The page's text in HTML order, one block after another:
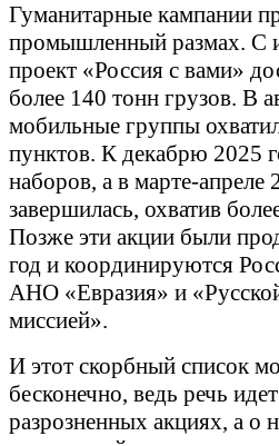
Гуманитарные кампании
промышленный размах. С
проект «Россия с вами»
более 140 тонн грузов. В
мобильные группы
пунктов. К декабрю 2025
наборов, а в марте-апреле
завершилась, охватив
Позже эти акции были
год и координируются
АНО «Евразия» и
миссией».
И этот скорбный список
бесконечно, ведь речь
разрозненных акциях, а о